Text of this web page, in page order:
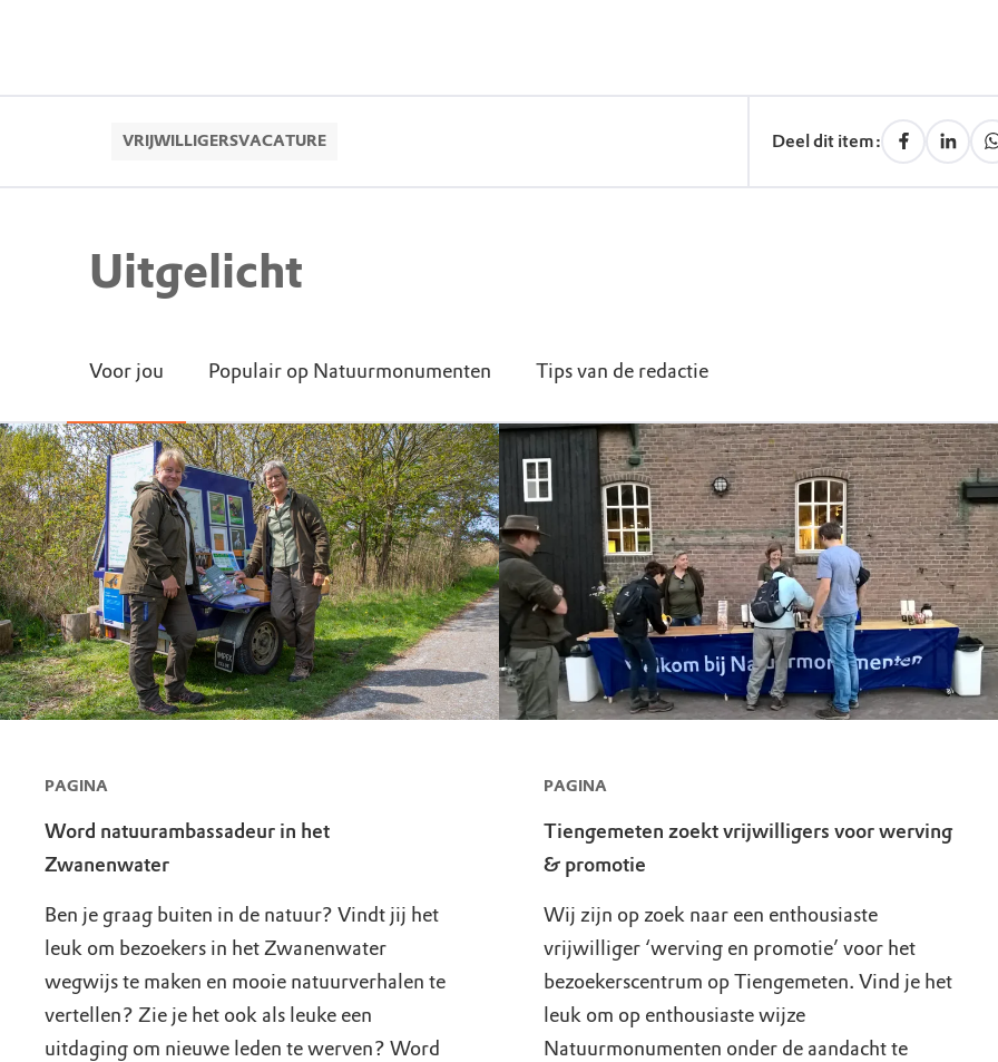
VRIJWILLIGERSVACATURE Deel dit item:
Uitgelicht
Voor jou Populair op Natuurmonumenten Tips van de redactie
PAGINA
Word natuurambassadeur in het
Zwanenwater
Ben je graag buiten in de natuur? Vindt jij het
leuk om bezoekers in het Zwanenwater
wegwijs te maken en mooie natuurverhalen te
vertellen? Zie je het ook als leuke een
uitdaging om nieuwe leden te werven? Word
PAGINA
Tiengemeten zoekt vrijwilligers voor werving
& promotie
Wij zijn op zoek naar een enthousiaste
vrijwilliger ‘werving en promotie’ voor het
bezoekerscentrum op Tiengemeten. Vind je het
leuk om op enthousiaste wijze
Natuurmonumenten onder de aandacht te